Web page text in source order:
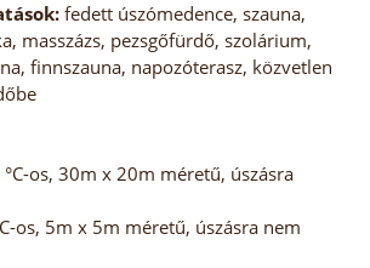
fedett úszómedence, szauna,
masszázs, pezsgőfürdő, szolárium,
finnszauna, napozóterasz, közvetlen
os, 30m x 20m méretű, úszásra
os, 5m x 5m méretű, úszásra nem